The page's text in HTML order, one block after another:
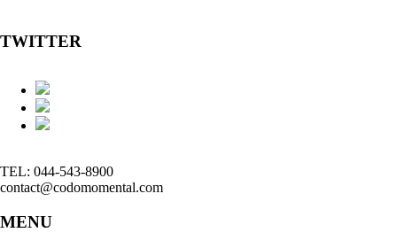
TWITTER
TEL: 044-543-8900
contact@codomomental.com
MENU